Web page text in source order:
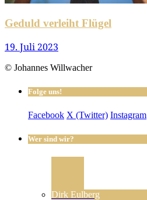
Geduld verleiht Flügel
19. Juli 2023
© Johannes Willwacher
Folge uns!
Facebook X (Twitter) Instagram
Wer sind wir?
Dirk Eulberg